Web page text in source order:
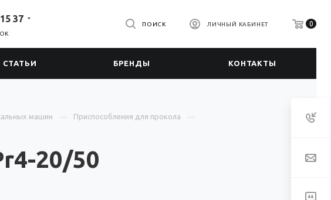
37 0
ЛИЧНЫЙ КАБИНЕТ
ПОИСК
СТАТЬИ БРЕНДЫ КОНТАКТЫ
машин
Приспособления для прокола
20/50